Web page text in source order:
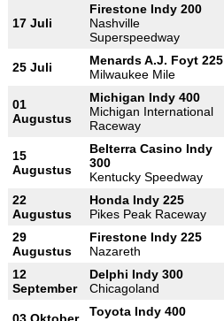
17 Juli
Firestone Indy 200
Nashville
Superspeedway
25 Juli
Menards A.J. Foyt 225
Milwaukee Mile
01
Augustus
Michigan Indy 400
Michigan International
Raceway
15
Augustus
Belterra Casino Indy
300
Kentucky Speedway
22
Augustus
Honda Indy 225
Pikes Peak Raceway
29
Augustus
Firestone Indy 225
Nazareth
12
September
Delphi Indy 300
Chicagoland
Toyota Indy 400